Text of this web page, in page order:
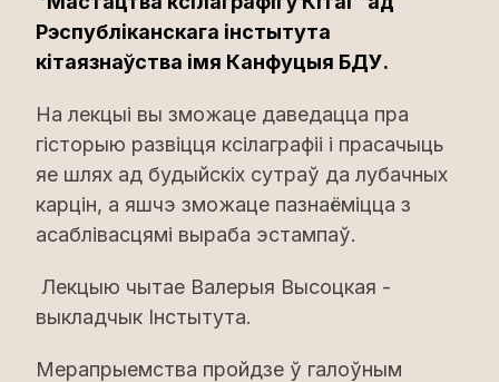
Рэспубліканскага інстытута
кітаязнаўства імя Канфуцыя БДУ.
На лекцыі вы зможаце даведацца пра
гісторыю развіцця ксілаграфіі і прасачыць
яе шлях ад будыйскіх сутраў да лубачных
карцін, а яшчэ зможаце пазнаёміцца з
асаблівасцямі выраба эстампаў.
Лекцыю чытае Валерыя Высоцкая -
выкладчык Інстытута.
Мерапрыемства пройдзе ў галоўным